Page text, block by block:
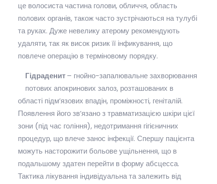
це волосиста частина голови, обличчя, область
полових органів, також часто зустрічаються на тулубі
та руках. Дуже невелику атерому рекомендують
удаляти, так як висок ризик її інфикування, що
повлече операцію в терміновому порядку.
Гідраденит– гнойно-запалювальне захворювання
потових апокринових залоз, розташованих в
області підм’язових впадін, проміжності, геніталій.
Появлення його зв’язано з травматизацією шкіри цієї
зони (під час гоління), недотримання гігієничних
процедур, що влече занос інфекції. Спершу пацієнта
можуть насторожити больове ущільнення, що в
подальшому здатен перейти в форму абсцесса.
Тактика лікування індивідуальна та залежить від